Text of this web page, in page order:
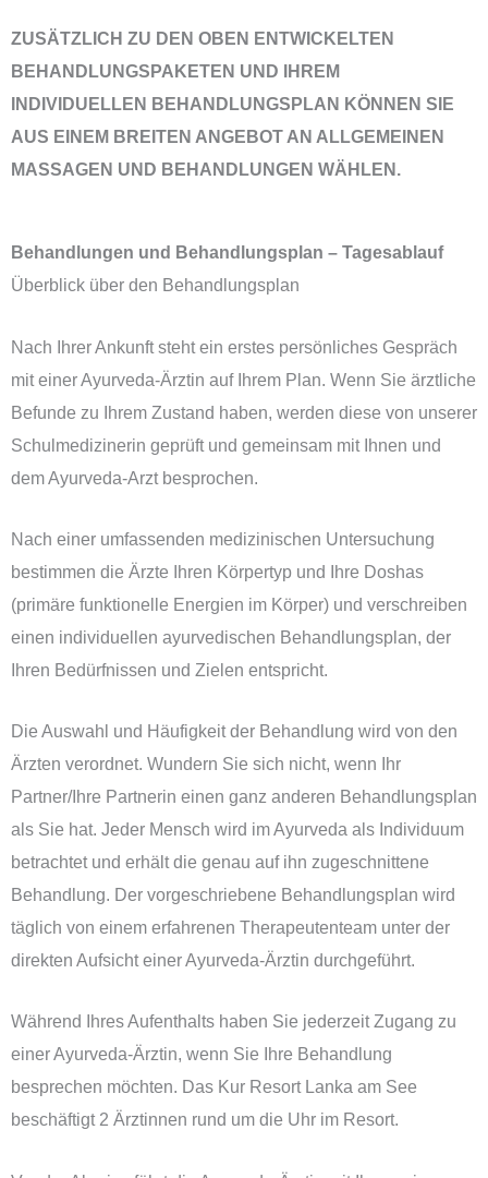
ZUSÄTZLICH ZU DEN OBEN ENTWICKELTEN
BEHANDLUNGSPAKETEN UND IHREM
INDIVIDUELLEN BEHANDLUNGSPLAN KÖNNEN SIE
AUS EINEM BREITEN ANGEBOT AN ALLGEMEINEN
MASSAGEN UND BEHANDLUNGEN WÄHLEN.
Behandlungen und Behandlungsplan – Tagesablauf
Überblick über den Behandlungsplan
Nach Ihrer Ankunft steht ein erstes persönliches Gespräch
mit einer Ayurveda-Ärztin auf Ihrem Plan. Wenn Sie ärztliche
Befunde zu Ihrem Zustand haben, werden diese von unserer
Schulmedizinerin geprüft und gemeinsam mit Ihnen und
dem Ayurveda-Arzt besprochen.
Nach einer umfassenden medizinischen Untersuchung
bestimmen die Ärzte Ihren Körpertyp und Ihre Doshas
(primäre funktionelle Energien im Körper) und verschreiben
einen individuellen ayurvedischen Behandlungsplan, der
Ihren Bedürfnissen und Zielen entspricht.
Die Auswahl und Häufigkeit der Behandlung wird von den
Ärzten verordnet. Wundern Sie sich nicht, wenn Ihr
Partner/Ihre Partnerin einen ganz anderen Behandlungsplan
als Sie hat. Jeder Mensch wird im Ayurveda als Individuum
betrachtet und erhält die genau auf ihn zugeschnittene
Behandlung. Der vorgeschriebene Behandlungsplan wird
täglich von einem erfahrenen Therapeutenteam unter der
direkten Aufsicht einer Ayurveda-Ärztin durchgeführt.
Während Ihres Aufenthalts haben Sie jederzeit Zugang zu
einer Ayurveda-Ärztin, wenn Sie Ihre Behandlung
besprechen möchten. Das Kur Resort Lanka am See
beschäftigt 2 Ärztinnen rund um die Uhr im Resort.